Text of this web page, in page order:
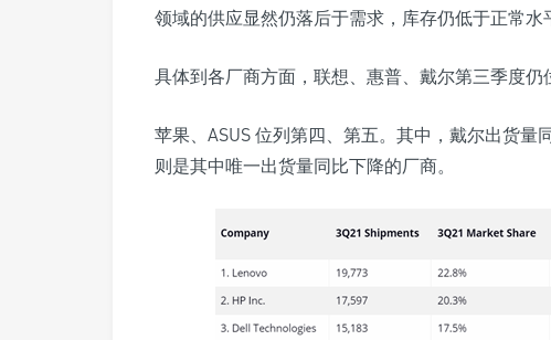
领域的供应显然仍落后于需求，库存仍低于正常水
具体到各厂商方面， 联想、惠普、戴尔第三季度仍
苹果、ASUS 位列第四、第五。其中，戴尔出货量
则是其中唯一出货量同比下降的厂商。